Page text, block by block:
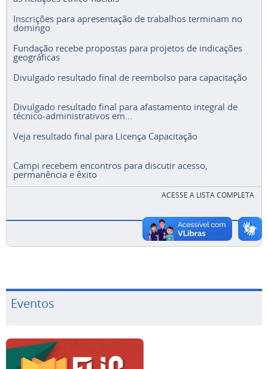
Inscrições para apresentação de trabalhos terminam no
domingo
Fundação recebe propostas para projetos de indicações
geográficas
Divulgado resultado final de reembolso para capacitação
Divulgado resultado final para afastamento integral de
técnico-administrativos em...
Veja resultado final para Licença Capacitação
Campi recebem encontros para discutir acesso,
permanência e êxito
ACESSE A LISTA COMPLETA
Eventos